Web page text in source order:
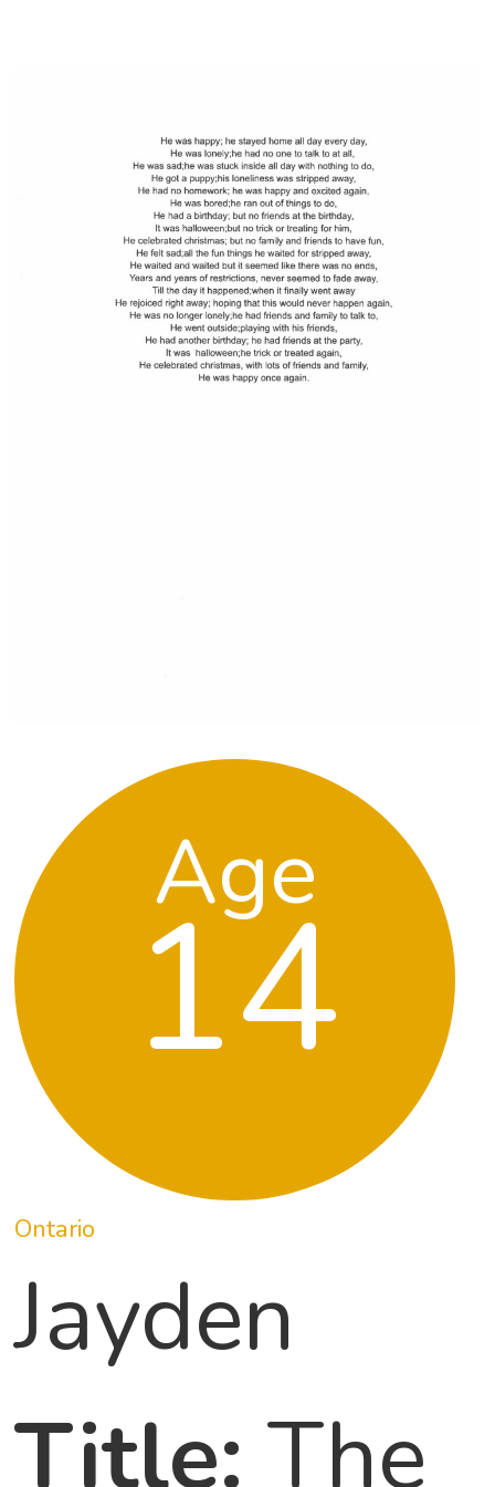
Age
14
Ontario
Jayden
Title: The